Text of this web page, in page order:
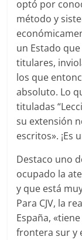
optó por
método y
un Estado
titulares,
los que
absoluto. Lo
tituladas
su extensión
escritos». ¡Es
Destaco uno
ocupado la
y que está
Para CJV, la
España,
frontera sur y